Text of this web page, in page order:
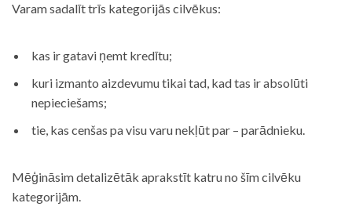
Varam sadalīt trīs kategorijās cilvēkus:
kas ir gatavi ņemt kredītu;
kuri izmanto aizdevumu tikai tad, kad tas ir absolūti
nepieciešams;
tie, kas cenšas pa visu varu nekļūt par – parādnieku.
Mēģināsim detalizētāk aprakstīt katru no šīm cilvēku
kategorijām.